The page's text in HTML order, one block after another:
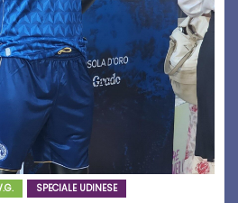
SPECIALE UDINESE